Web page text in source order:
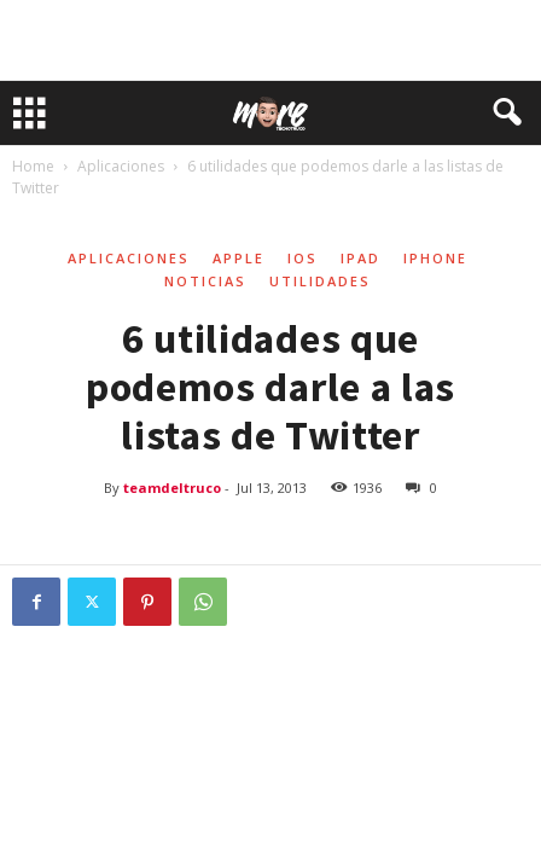
Home Aplicaciones
6 utilidades que podemos darle a las listas de
Twitter
APLICACIONES APPLE IOS IPAD
IPHONE
NOTICIAS
UTILIDADES
6 utilidades que
podemos darle a las
listas de Twitter
By teamdeltruco - Jul 13, 2013 1936 0